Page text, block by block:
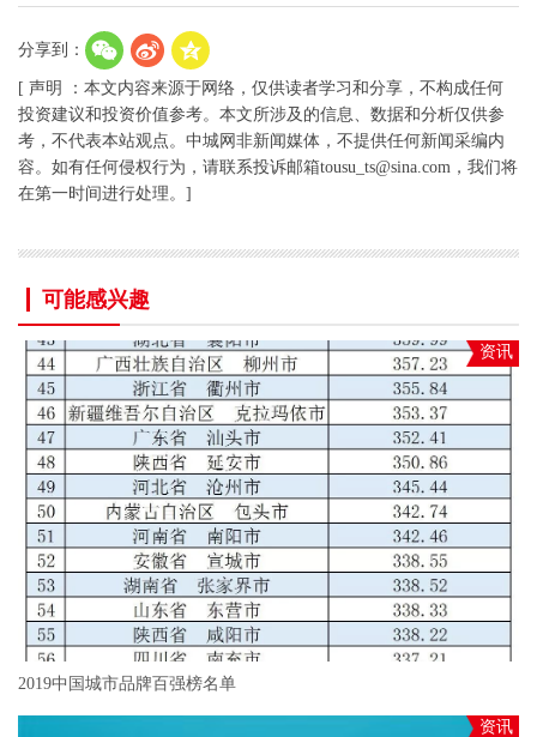
分享到：
[ 声明 ：本文内容来源于网络，仅供读者学习和分享，不构成任何
投资建议和投资价值参考。本文所涉及的信息、数据和分析仅供参
考，不代表本站观点。中城网非新闻媒体，不提供任何新闻采编内
容。如有任何侵权行为，请联系投诉邮箱tousu_ts@sina.com，我们将
在第一时间进行处理。]
可能感兴趣
资讯
2019中国城市品牌百强榜名单
资讯